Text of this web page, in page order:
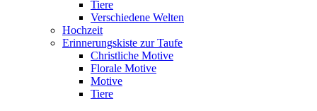
Tiere
Verschiedene Welten
Hochzeit
Erinnerungskiste zur Taufe
Christliche Motive
Florale Motive
Motive
Tiere